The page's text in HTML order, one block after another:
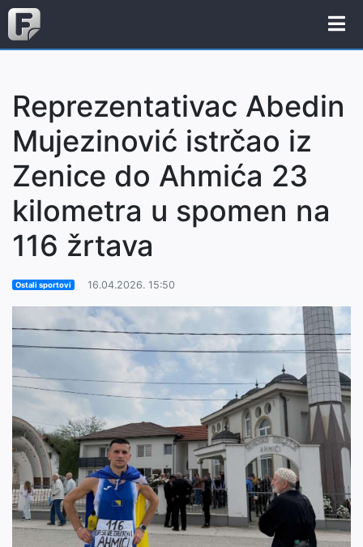
Reprezentativac Abedin
Mujezinović istrčao iz
Zenice do Ahmića 23
kilometra u spomen na
116 žrtava
Ostali sportovi 16.04.2026. 15:50